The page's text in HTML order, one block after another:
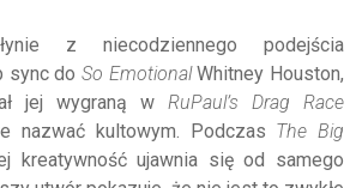
z niecodziennego podejścia
sync do So EmotionalWhitney Houston,
jej wygraną w RuPaul’s Drag Race
nazwać kultowym. Podczas The Big
kreatywność ujawnia się od samego